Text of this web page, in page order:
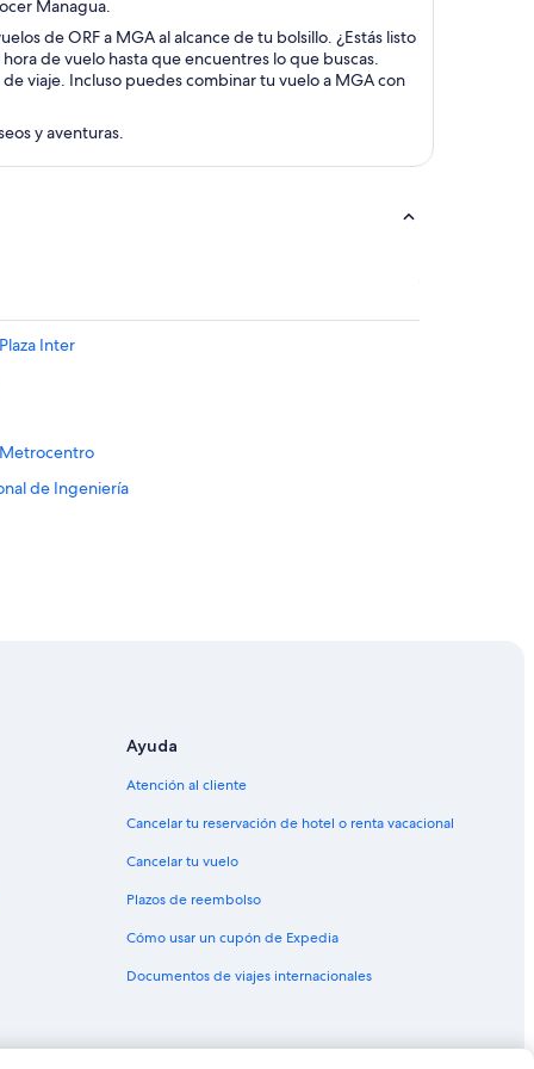
Managua.
de ORF a MGA al alcance de tu bolsillo. ¿Estás listo
de vuelo hasta que encuentres lo que buscas.
viaje. Incluso puedes combinar tu vuelo a MGA con
y aventuras.
Inter
de Ingeniería
Ayuda
Atención al cliente
Cancelar tu reservación de hotel o renta vacacional
Cancelar tu vuelo
Plazos de reembolso
Cómo usar un cupón de Expedia
Documentos de viajes internacionales